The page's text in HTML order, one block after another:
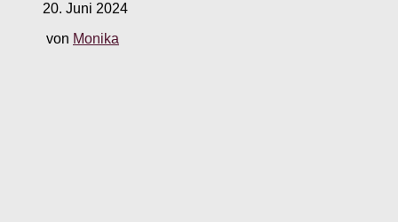
20. Juni 2024
von Monika